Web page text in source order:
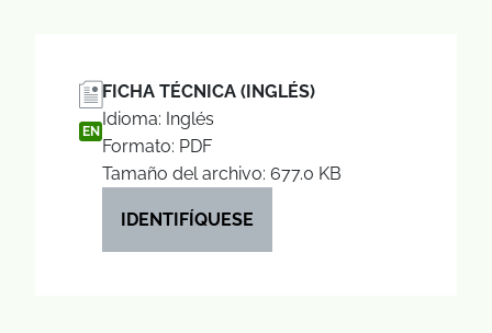
EN
FICHA TÉCNICA (INGLÉS)
Idioma: Inglés
Formato: PDF
Tamaño del archivo: 677.0 KB
IDENTIFÍQUESE